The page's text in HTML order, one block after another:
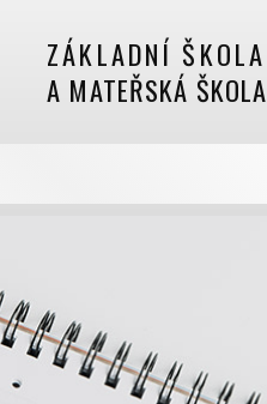
ZÁKLADNÍ ŠKOLA
A MATEŘSKÁ ŠKOLA